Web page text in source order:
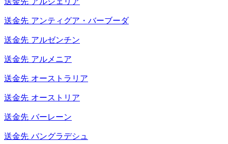
送金先 アンティグア・バーブーダ
送金先 アルゼンチン
送金先 アルメニア
送金先 オーストラリア
送金先 オーストリア
送金先 バーレーン
送金先 バングラデシュ